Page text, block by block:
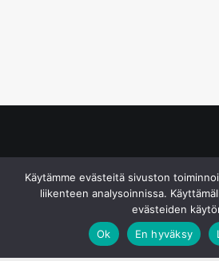
Käytämme evästeitä sivuston
liikenteen analysoinnissa.
evästeiden
Ok
En hyväksy